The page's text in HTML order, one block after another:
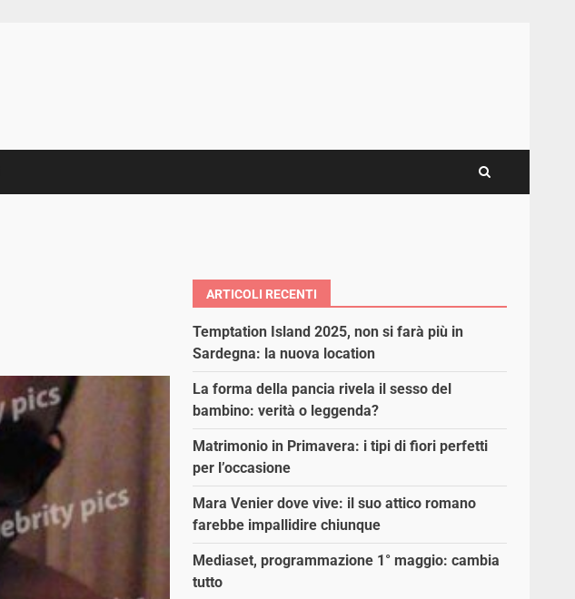
ARTICOLI RECENTI
Temptation Island 2025, non si farà più in
Sardegna: la nuova location
La forma della pancia rivela il sesso del
bambino: verità o leggenda?
Matrimonio in Primavera: i tipi di fiori perfetti
per l’occasione
Mara Venier dove vive: il suo attico romano
farebbe impallidire chiunque
Mediaset, programmazione 1° maggio: cambia
tutto